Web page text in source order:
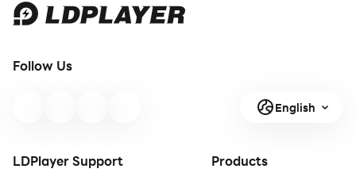
Follow Us
English
LDPlayer Support Products